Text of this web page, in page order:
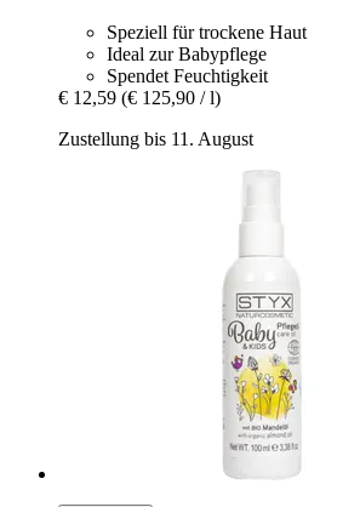
Speziell für trockene Haut
Ideal zur Babypflege
Spendet Feuchtigkeit
€ 12,59 (€ 125,90 / l)
Zustellung bis 11. August